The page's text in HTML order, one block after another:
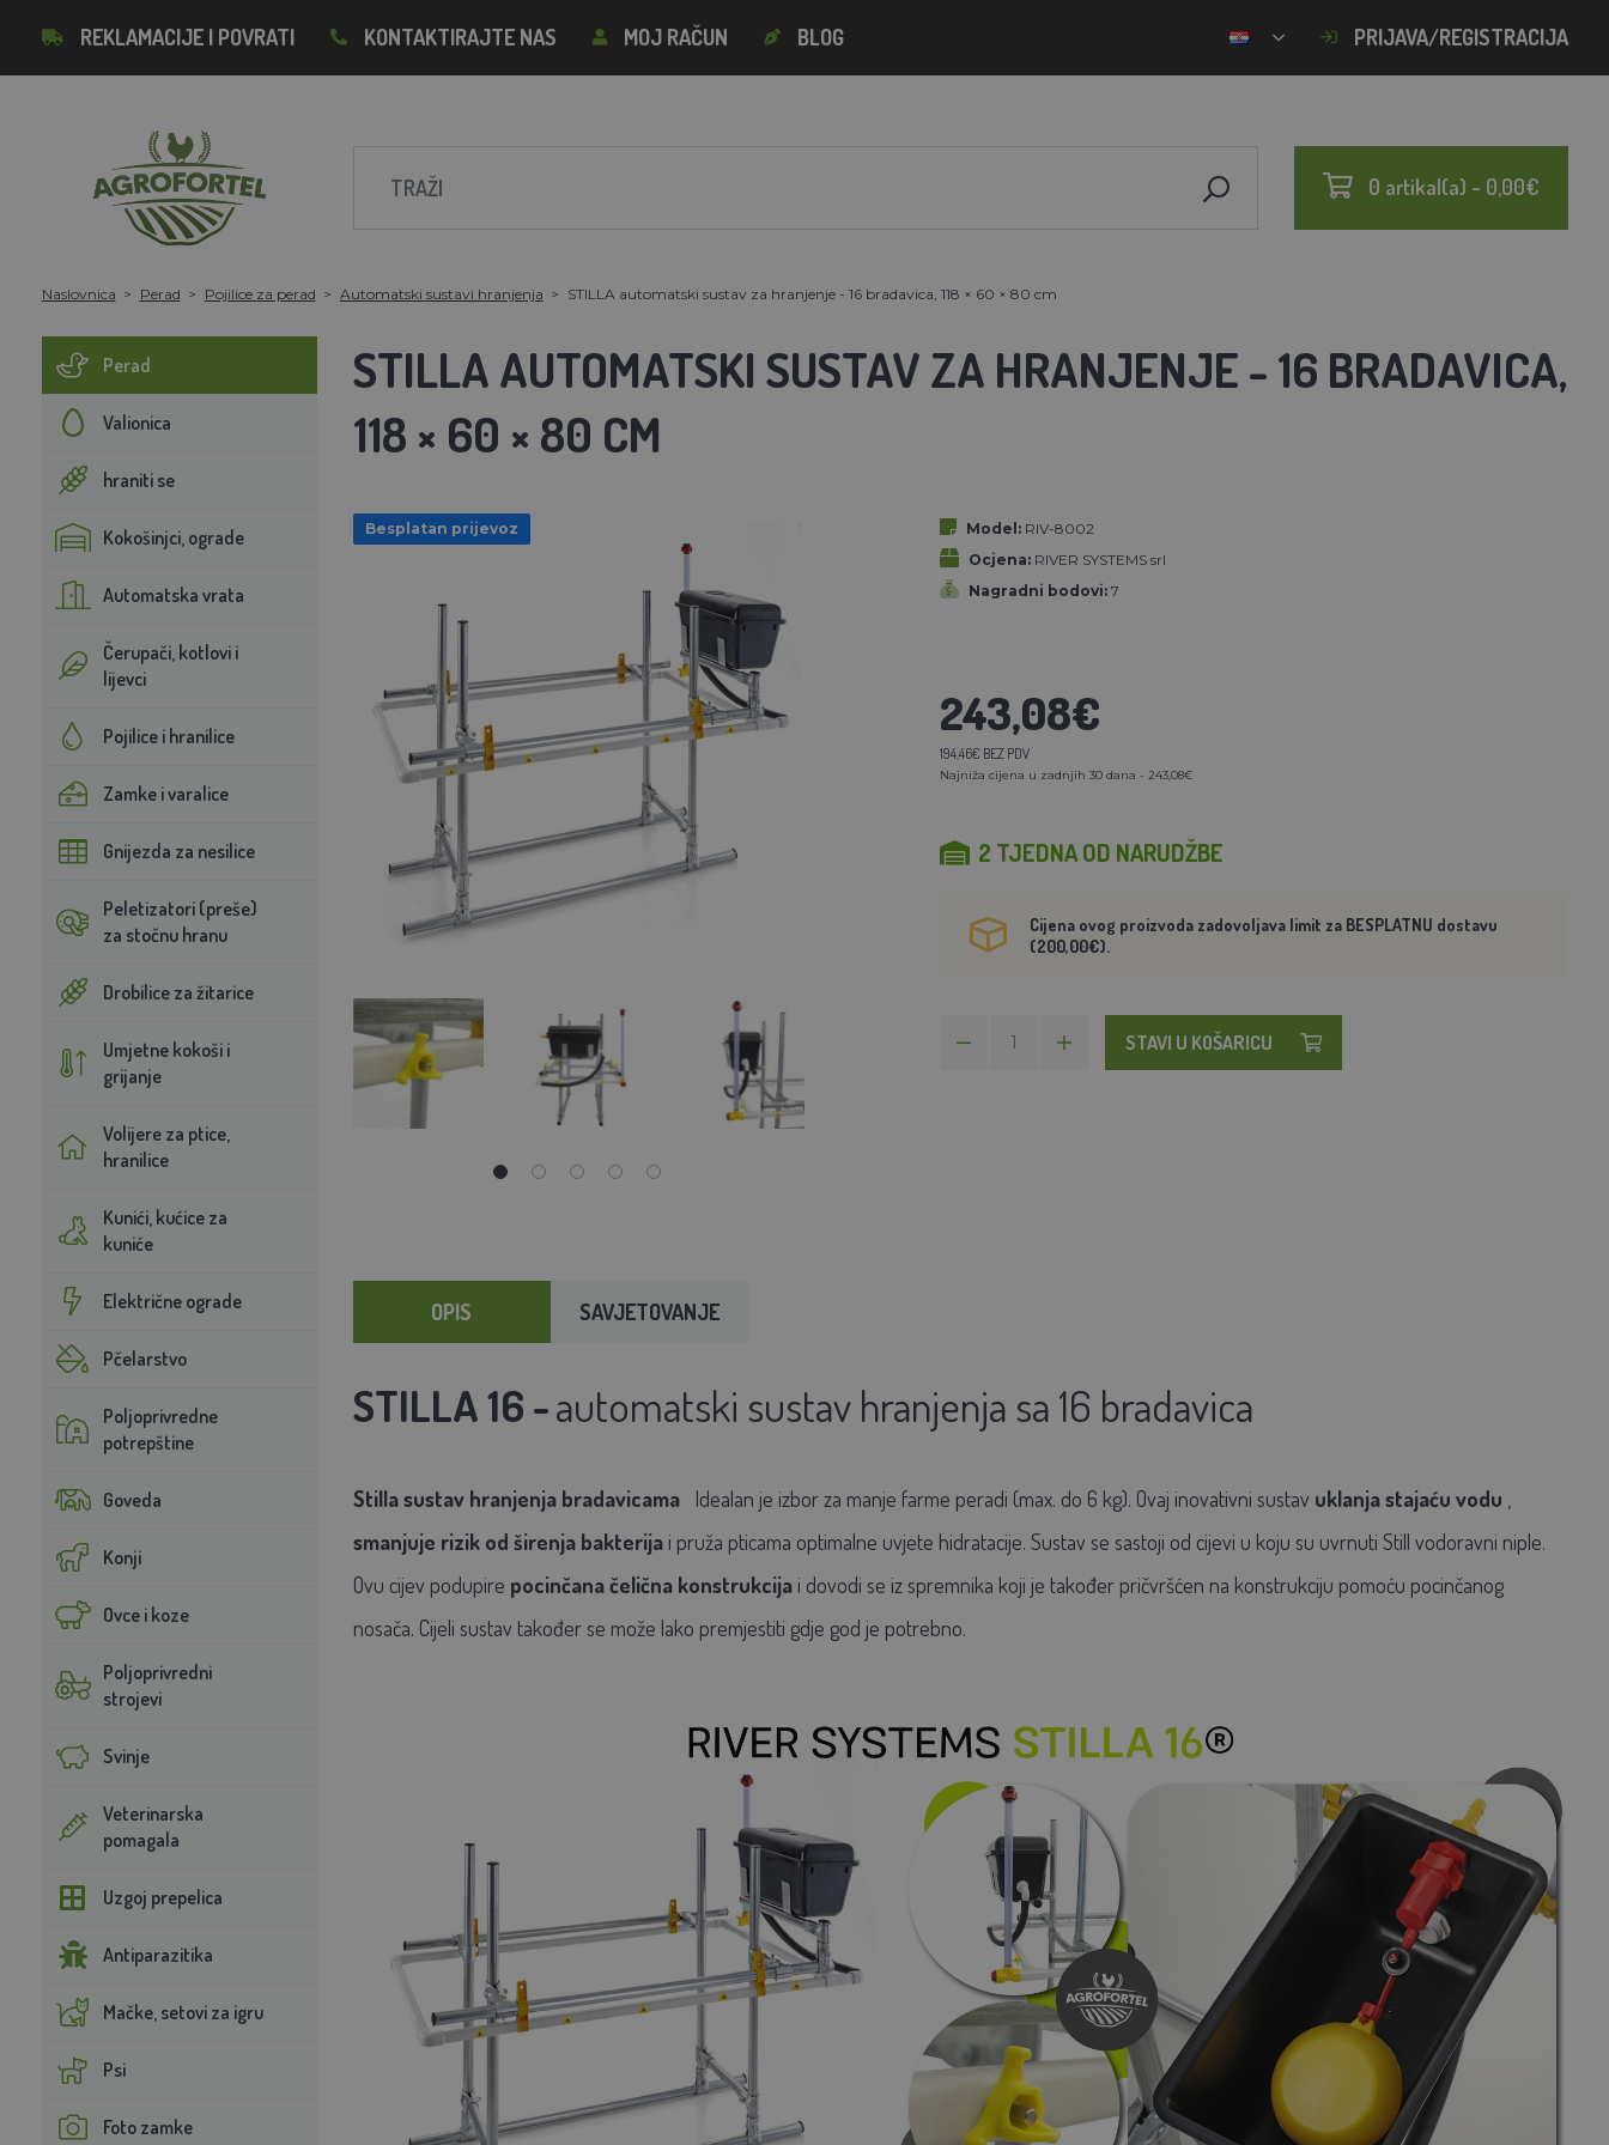
REKLAMACIJE I POVRATI KONTAKTIRAJTE NAS MOJ RAČUN BLOG PRIJAVA/REGISTRACIJA
0 artikal(a) - 0,00€
Naslovnica Perad Pojilice za perad Automatski sustavi hranjenja STILLA automatski sustav za hranjenje - 16 bradavica, 118 × 60 × 80 cm
Perad
Valionica
hraniti se
Kokošinjci, ograde
Automatska vrata
Čerupači, kotlovi i
lijevci
Pojilice i hranilice
Zamke i varalice
Gnijezda za nesilice
Peletizatori (preše)
za stočnu hranu
Drobilice za žitarice
Umjetne kokoši i
grijanje
Volijere za ptice,
hranilice
Kunići, kućice za
kuniće
Električne ograde
Pčelarstvo
Poljoprivredne
potrepštine
Goveda
Konji
Ovce i koze
Poljoprivredni
strojevi
Svinje
Veterinarska
pomagala
Uzgoj prepelica
Antiparazitika
Mačke, setovi za igru
Psi
Foto zamke
STILLA AUTOMATSKI SUSTAV ZA HRANJENJE - 16 BRADAVICA,
118 × 60 × 80 CM
Besplatan prijevoz Model: RIV-8002
Ocjena: RIVER SYSTEMS srl
Nagradni bodovi: 7
243,08€
194,46€ BEZ PDV
Najniža cijena u zadnjih 30 dana - 243,08€
2 TJEDNA OD NARUDŽBE
Cijena ovog proizvoda zadovoljava limit za BESPLATNU dostavu
(200,00€).
STAVI U KOŠARICU
OPIS SAVJETOVANJE
STILLA 16 -automatski sustav hranjenja sa 16 bradavica
Stilla sustav hranjenja bradavicama Idealan je izbor za manje farme peradi (max. do 6 kg). Ovaj inovativni sustav uklanja stajaću vodu
smanjuje rizik od širenja bakterijai pruža pticama optimalne uvjete hidratacije. Sustav se sastoji od cijevi u koju su uvrnuti Still vodoravni niple.
Ovu cijev podupire pocinčana čelična konstrukcijai dovodi se iz spremnika koji je također pričvršćen na konstrukciju pomoću pocinčanog
nosača. Cijeli sustav također se može lako premjestiti gdje god je potrebno.